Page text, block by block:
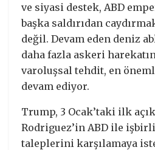
ve siyasi destek, ABD
başka saldırıdan
değil. Devam eden deniz
daha fazla askeri
varoluşsal tehdit, en
devam ediyor.
Trump, 3 Ocak’taki ilk
Rodriguez’in ABD ile
taleplerini karşılamaya